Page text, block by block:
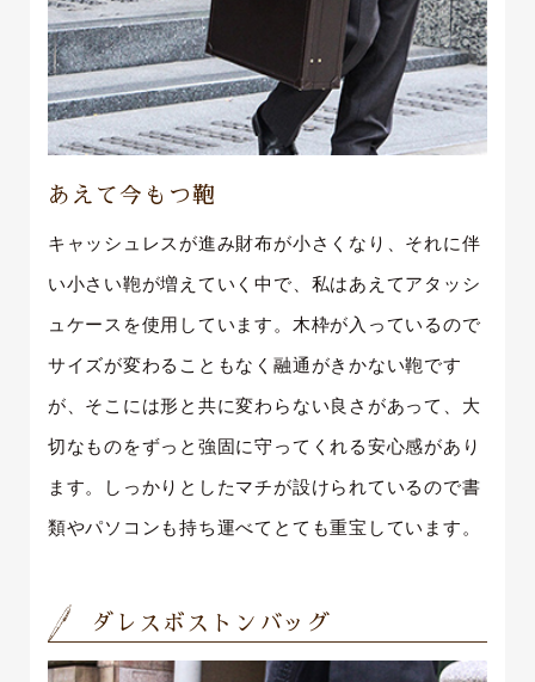
あえて今もつ鞄
キャッシュレスが進み財布が小さくなり、それに伴
い小さい鞄が増えていく中で、私はあえてアタッシ
ュケースを使用しています。木枠が入っているので
サイズが変わることもなく融通がきかない鞄です
が、そこには形と共に変わらない良さがあって、大
切なものをずっと強固に守ってくれる安心感があり
ます。しっかりとしたマチが設けられているので書
類やパソコンも持ち運べてとても重宝しています。
ダレスボストンバッグ